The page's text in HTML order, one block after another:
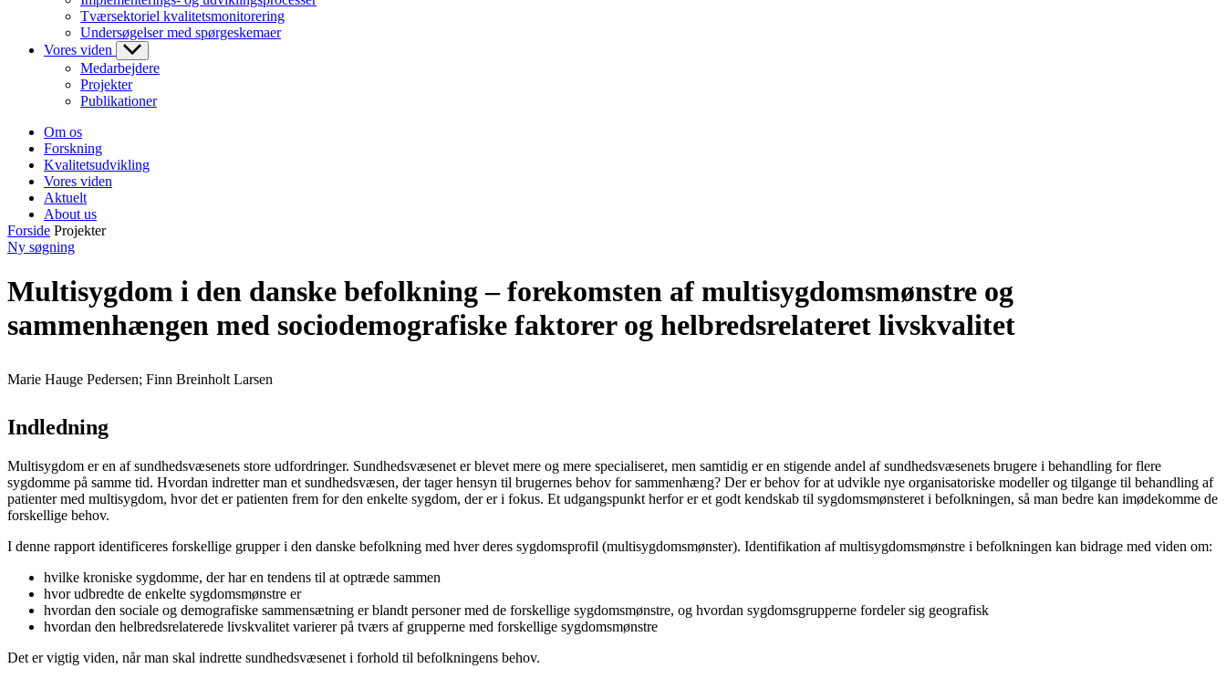
Tværsektoriel kvalitetsmonitorering
Undersøgelser med spørgeskemaer
Vores viden
Medarbejdere
Projekter
Publikationer
Om os
Forskning
Kvalitetsudvikling
Vores viden
Aktuelt
About us
Forside Projekter
Ny søgning
Multisygdom i den danske befolkning – forekomsten af multisygdomsmønstre og
sammenhængen med sociodemografiske faktorer og helbredsrelateret livskvalitet
Marie Hauge Pedersen; Finn Breinholt Larsen
Indledning
Multisygdom er en af sundhedsvæsenets store udfordringer. Sundhedsvæsenet er blevet mere og mere specialiseret, men samtidig er en stigende andel af sundhedsvæsenets brugere i behandling for flere
sygdomme på samme tid. Hvordan indretter man et sundhedsvæsen, der tager hensyn til brugernes behov for sammenhæng? Der er behov for at udvikle nye organisatoriske modeller og tilgange til behandling af
patienter med multisygdom, hvor det er patienten frem for den enkelte sygdom, der er i fokus. Et udgangspunkt herfor er et godt kendskab til sygdomsmønsteret i befolkningen, så man bedre kan imødekomme de
forskellige behov.
I denne rapport identificeres forskellige grupper i den danske befolkning med hver deres sygdomsprofil (multisygdomsmønster). Identifikation af multisygdomsmønstre i befolkningen kan bidrage med viden om:
hvilke kroniske sygdomme, der har en tendens til at optræde sammen
hvor udbredte de enkelte sygdomsmønstre er
hvordan den sociale og demografiske sammensætning er blandt personer med de forskellige sygdomsmønstre, og hvordan sygdomsgrupperne fordeler sig geografisk
hvordan den helbredsrelaterede livskvalitet varierer på tværs af grupperne med forskellige sygdomsmønstre
Det er vigtig viden, når man skal indrette sundhedsvæsenet i forhold til befolkningens behov.